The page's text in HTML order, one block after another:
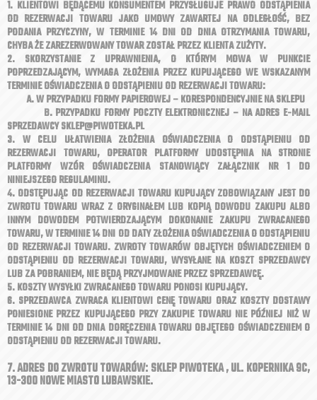
1. KLIENTOWI BĘDĄCEMU KONSUMENTEM PRZYSŁUGUJE PRAWO ODSTĄPIENIA
OD REZERWACJI TOWARU JAKO UMOWY ZAWARTEJ NA ODLEGŁOŚĆ, BEZ
PODANIA PRZYCZYNY, W TERMINIE 14 DNI OD DNIA OTRZYMANIA TOWARU,
CHYBA ŻE ZAREZERWOWANY TOWAR ZOSTAŁ PRZEZ KLIENTA ZUŻYTY.
2. SKORZYSTANIE Z UPRAWNIENIA, O KTÓRYM MOWA W PUNKCIE
POPRZEDZAJĄCYM, WYMAGA ZŁOŻENIA PRZEZ KUPUJĄCEGO WE WSKAZANYM
TERMINIE OŚWIADCZENIA O ODSTĄPIENIU OD REZERWACJI TOWARU:
A. W PRZYPADKU FORMY PAPIEROWEJ – KORESPONDENCYJNIE NA SKLEPU
B. PRZYPADKU FORMY POCZTY ELEKTRONICZNEJ – NA ADRES E-MAIL
SPRZEDAWCY SKLEP@PIWOTEKA.PL
3. W CELU UŁATWIENIA ZŁOŻENIA OŚWIADCZENIA O ODSTĄPIENIU OD
REZERWACJI TOWARU, OPERATOR PLATFORMY UDOSTĘPNIA NA STRONIE
PLATFORMY WZÓR OŚWIADCZENIA STANOWIĄCY ZAŁĄCZNIK NR 1 DO
NINIEJSZEGO REGULAMINU.
4. ODSTĘPUJĄC OD REZERWACJI TOWARU KUPUJĄCY ZOBOWIĄZANY JEST DO
ZWROTU TOWARU WRAZ Z ORYGINAŁEM LUB KOPIĄ DOWODU ZAKUPU ALBO
INNYM DOWODEM POTWIERDZAJĄCYM DOKONANIE ZAKUPU ZWRACANEGO
TOWARU, W TERMINIE 14 DNI OD DATY ZŁOŻENIA OŚWIADCZENIA O ODSTĄPIENIU
OD REZERWACJI TOWARU. ZWROTY TOWARÓW OBJĘTYCH OŚWIADCZENIEM O
ODSTĄPIENIU OD REZERWACJI TOWARU, WYSYŁANE NA KOSZT SPRZEDAWCY
LUB ZA POBRANIEM, NIE BĘDĄ PRZYJMOWANE PRZEZ SPRZEDAWCĘ.
5. KOSZTY WYSYŁKI ZWRACANEGO TOWARU PONOSI KUPUJĄCY.
6. SPRZEDAWCA ZWRACA KLIENTOWI CENĘ TOWARU ORAZ KOSZTY DOSTAWY
PONIESIONE PRZEZ KUPUJĄCEGO PRZY ZAKUPIE TOWARU NIE PÓŹNIEJ NIŻ W
TERMINIE 14 DNI OD DNIA DORĘCZENIA TOWARU OBJĘTEGO OŚWIADCZENIEM O
ODSTĄPIENIU OD REZERWACJI TOWARU.
7. ADRES DO ZWROTU TOWARÓW: SKLEP PIWOTEKA , UL. KOPERNIKA 9C,
13-300 NOWE MIASTO LUBAWSKIE.